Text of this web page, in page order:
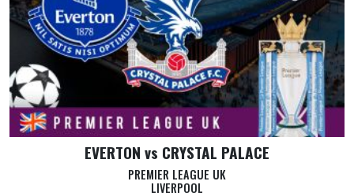
EVERTON vs CRYSTAL PALACE
PREMIER LEAGUE UK
LIVERPOOL